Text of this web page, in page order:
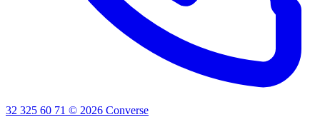
32 325 60 71 © 2026 Converse